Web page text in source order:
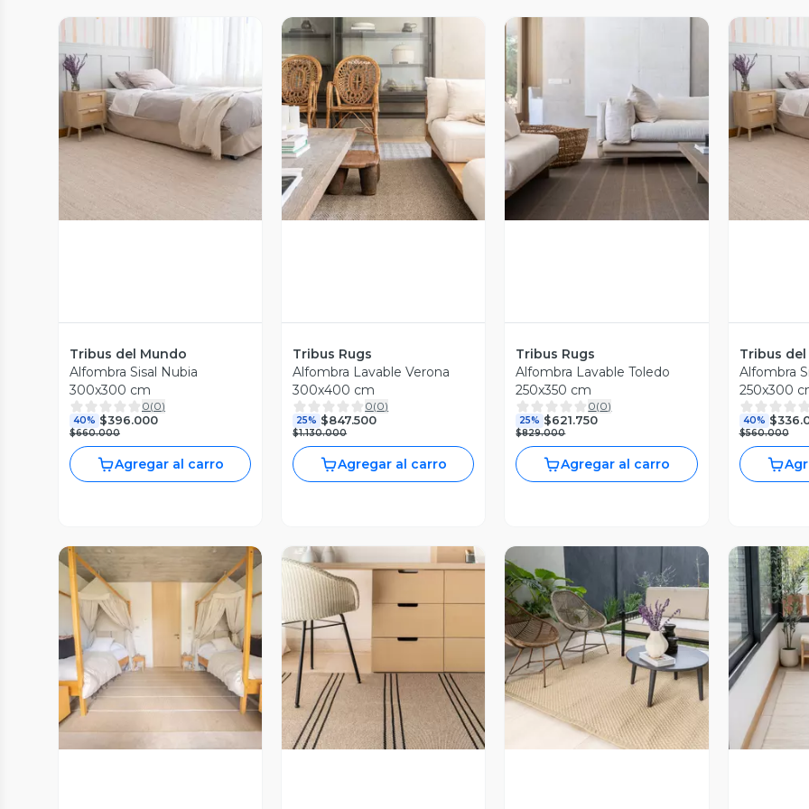
Vista Previa
Tribus del Mundo
Alfombra Sisal Nubia
300x300 cm
0(0)
40% $396.000
$660.000
Agregar al carro
Vista Previa
Tribus Rugs
Alfombra Lavable Verona
300x400 cm
0(0)
25% $847.500
$1.130.000
Agregar al carro
Vista Previa
Tribus Rugs
Alfombra Lavable Toledo
250x350 cm
0(0)
25% $621.750
$829.000
Agregar al carro
Tribus
Alfombra
250x300
40%
$560.000
Vista Previa Vista Previa Vista Previa